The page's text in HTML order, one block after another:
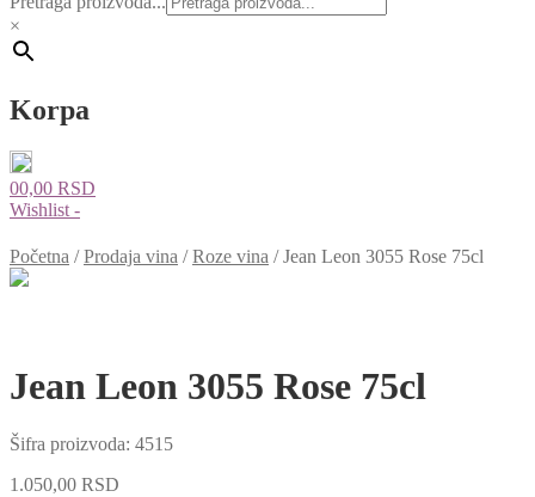
×
Korpa
00,00 RSD
Wishlist -
Početna /Prodaja vina /Roze vina /Jean Leon 3055 Rose 75cl
Jean Leon 3055 Rose 75cl
Šifra proizvoda: 4515
1.050,00 RSD